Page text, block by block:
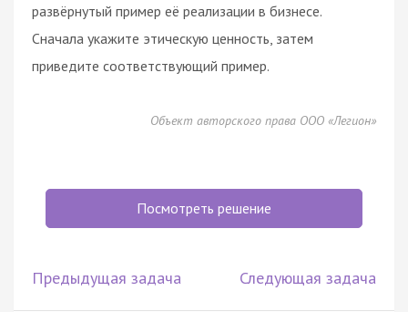
развёрнутый пример её реализации в бизнесе.
Сначала укажите этическую ценность, затем
приведите соответствующий пример.
Объект авторского права ООО «Легион»
Посмотреть решение
Предыдущая задача Следующая задача